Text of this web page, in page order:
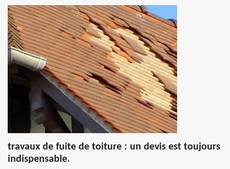
travaux de fuite de toiture : un devis est toujours
indispensable.